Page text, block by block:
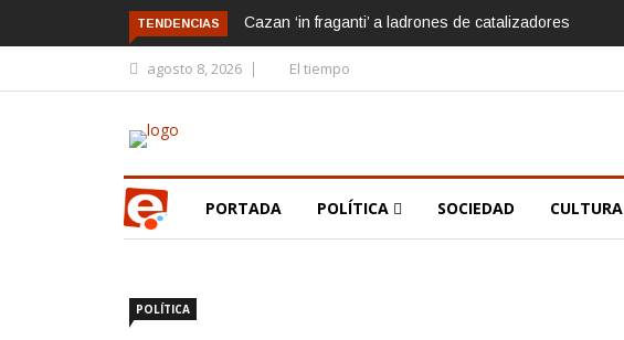
TENDENCIAS Cazan ‘in fraganti’ a ladrones de catalizadores
agosto 8, 2026 El tiempo
PORTADA POLÍTICA SOCIEDAD CULTURA
POLÍTICA